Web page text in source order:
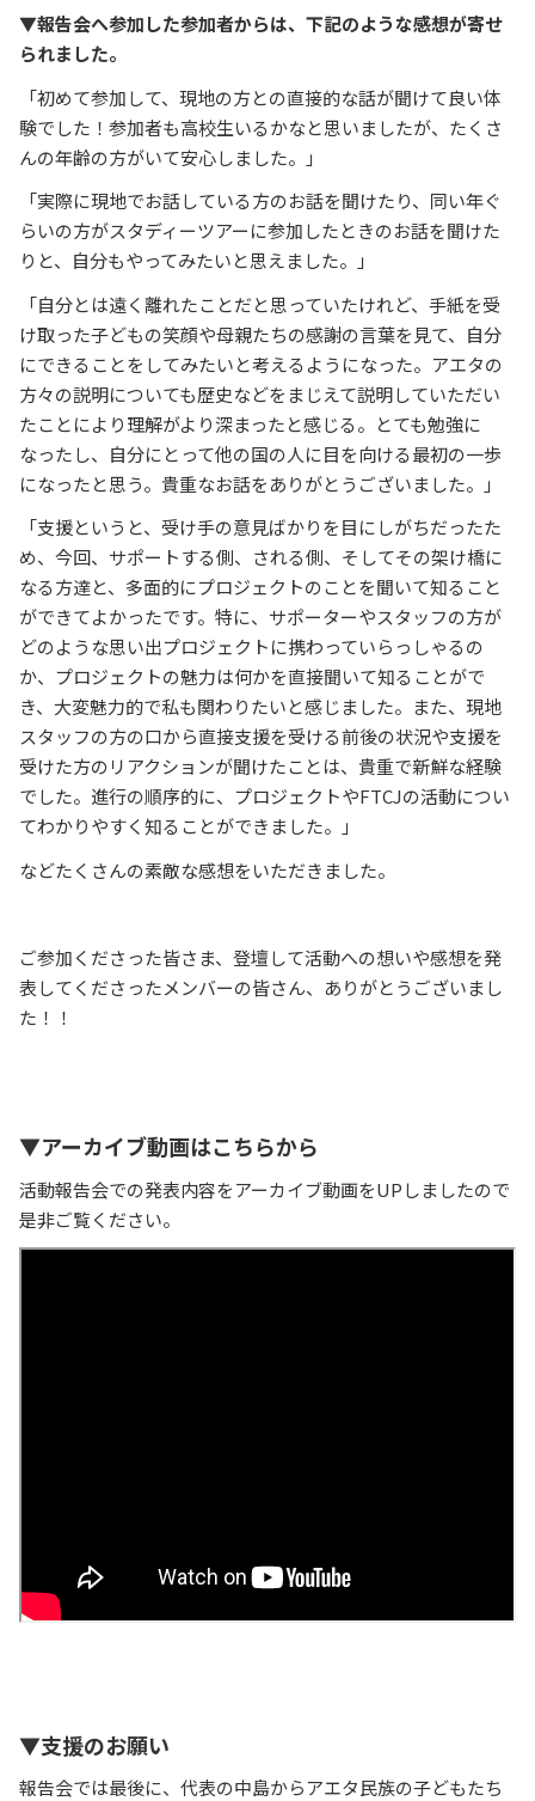
▼報告会へ参加した参加者からは、下記のような感想が寄せ
られました。
「初めて参加して、現地の方との直接的な話が聞けて良い体
験でした！参加者も高校生いるかなと思いましたが、たくさ
んの年齢の方がいて安心しました。」
「実際に現地でお話している方のお話を聞けたり、同い年ぐ
らいの方がスタディーツアーに参加したときのお話を聞けた
りと、自分もやってみたいと思えました。」
「自分とは遠く離れたことだと思っていたけれど、手紙を受
け取った子どもの笑顔や母親たちの感謝の言葉を見て、自分
にできることをしてみたいと考えるようになった。アエタの
方々の説明についても歴史などをまじえて説明していただい
たことにより理解がより深まったと感じる。とても勉強に
なったし、自分にとって他の国の人に目を向ける最初の一歩
になったと思う。貴重なお話をありがとうございました。」
「支援というと、受け手の意見ばかりを目にしがちだったた
め、今回、サポートする側、される側、そしてその架け橋に
なる方達と、多面的にプロジェクトのことを聞いて知ること
ができてよかったです。特に、サポーターやスタッフの方が
どのような思い出プロジェクトに携わっていらっしゃるの
か、プロジェクトの魅力は何かを直接聞いて知ることがで
き、大変魅力的で私も関わりたいと感じました。また、現地
スタッフの方の口から直接支援を受ける前後の状況や支援を
受けた方のリアクションが聞けたことは、貴重で新鮮な経験
でした。進行の順序的に、プロジェクトやFTCJの活動につい
てわかりやすく知ることができました。」
などたくさんの素敵な感想をいただきました。
ご参加くださった皆さま、登壇して活動への想いや感想を発
表してくださったメンバーの皆さん、ありがとうございまし
た！！
▼アーカイブ動画はこちらから
活動報告会での発表内容をアーカイブ動画をUPしましたので
是非ご覧ください。
▼支援のお願い
報告会では最後に、代表の中島からアエタ民族の子どもたち